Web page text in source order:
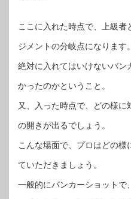
ここに入れた時点で、上級者
ジメントの分岐点になります。
絶対に入れてはいけないバン
かったのかということ。
又、入った時点で、どの様に
の開きが出るでしょう。
こんな場面で、プロはどの様
ていただきましょう。
一般的にバンカーショットで